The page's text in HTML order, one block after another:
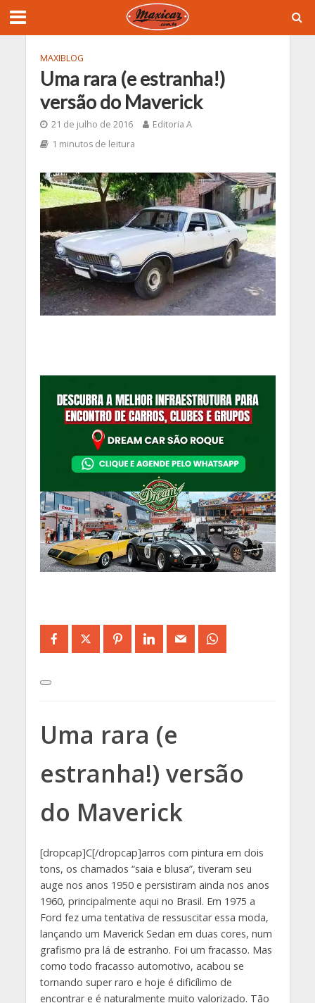
MAXIBLOG
Uma rara (e estranha!)
versão do Maverick
21 de julho de 2016
Editoria A
1 minutos de leitura
Uma rara (e
estranha!) versão
do Maverick
[dropcap]C[/dropcap]arros com pintura em dois
tons, os chamados “saia e blusa”, tiveram seu
auge nos anos 1950 e persistiram ainda nos anos
1960, principalmente aqui no Brasil. Em 1975 a
Ford fez uma tentativa de ressuscitar essa moda,
lançando um Maverick Sedan em duas cores, num
grafismo pra lá de estranho. Foi um fracasso. Mas
como todo fracasso automotivo, acabou se
tornando super raro e hoje é dificílimo de
encontrar e é naturalmente muito valorizado. Tão